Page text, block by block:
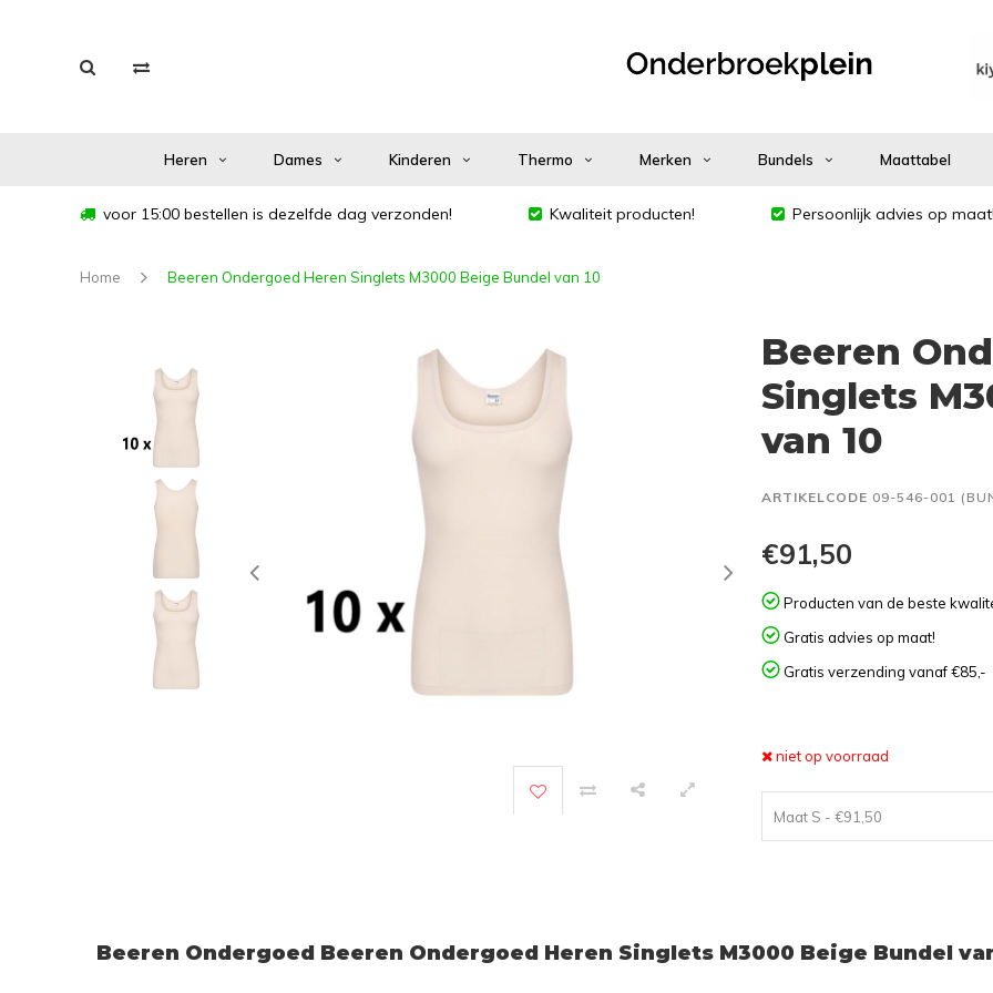
Heren Dames Kinderen Thermo Merken Bundels Maattabel
voor 15:00 bestellen is dezelfde dag verzonden! Kwaliteit producten! Persoonlijk advies op maat!
Home Beeren Ondergoed Heren Singlets M3000 Beige Bundel van 10
Beeren
Singlets
van 10
ARTIKELCODE 09-546-001
€91,50
Producten van de beste
Gratis advies op maat!
Gratis verzending vanaf €85,-
niet op voorraad
Maat S - €91,50
Beeren Ondergoed Beeren Ondergoed Heren Singlets M3000 Beige Bundel